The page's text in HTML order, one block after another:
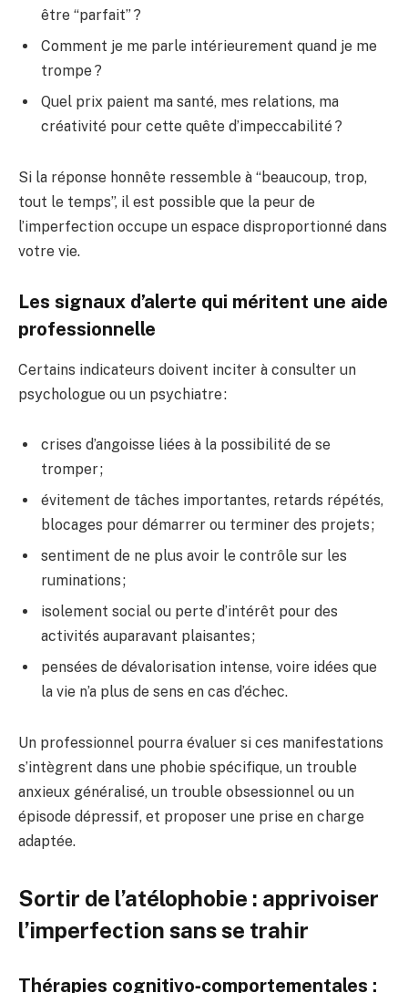
être “parfait” ?
Comment je me parle intérieurement quand je me
trompe ?
Quel prix paient ma santé, mes relations, ma
créativité pour cette quête d’impeccabilité ?
Si la réponse honnête ressemble à “beaucoup, trop,
tout le temps”, il est possible que la peur de
l’imperfection occupe un espace disproportionné dans
votre vie.
Les signaux d’alerte qui méritent une aide
professionnelle
Certains indicateurs doivent inciter à consulter un
psychologue ou un psychiatre :
crises d’angoisse liées à la possibilité de se
tromper ;
évitement de tâches importantes, retards répétés,
blocages pour démarrer ou terminer des projets ;
sentiment de ne plus avoir le contrôle sur les
ruminations ;
isolement social ou perte d’intérêt pour des
activités auparavant plaisantes ;
pensées de dévalorisation intense, voire idées que
la vie n’a plus de sens en cas d’échec.
Un professionnel pourra évaluer si ces manifestations
s’intègrent dans une phobie spécifique, un trouble
anxieux généralisé, un trouble obsessionnel ou un
épisode dépressif, et proposer une prise en charge
adaptée.
Sortir de l’atélophobie : apprivoiser
l’imperfection sans se trahir
Thérapies cognitivo‑comportementales :